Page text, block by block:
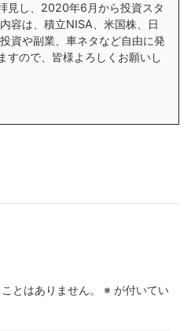
見し、2020年6月から投資スタ
容は、積立NISA、米国株、日
資や副業、車ネタなど自由に発
すので、皆様よろしくお願いし
とはありません。 ※ が付いてい